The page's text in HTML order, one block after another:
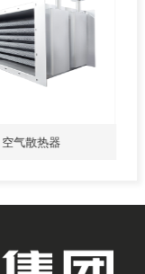
空气散热器